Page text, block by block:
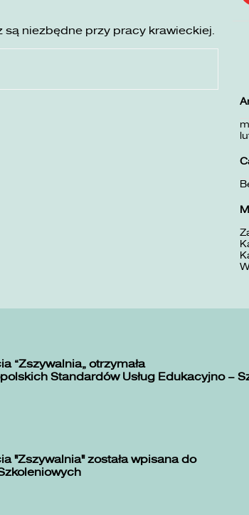
niezbędne przy pracy krawieckiej.
„Zszywalnia” otrzymała
Standardów Usług Edukacyjno –
"Zszywalnia" została wpisana do